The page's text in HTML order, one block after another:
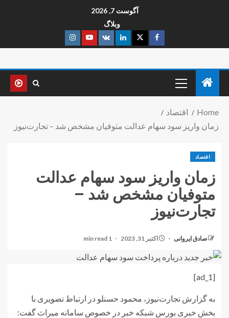
آگوست 7, 2026
وبلاگ
Home
اقتصاد
زمان واریز سود سهام عدالت متوفیان مشخص شد – تجارت‌نیوز
اقتصاد
زمان واریز سود سهام عدالت
متوفیان مشخص شد –
تجارت‌نیوز
صادق ایروانی اکتبر 31, 2023 1 min read
[ad_1]
به گزارش تجارت‌نیوز، محمود حسنلو در ارتباط تصویری با
بخش خبری بورس شبکه خبر در خصوص سامانه میراث گفت: